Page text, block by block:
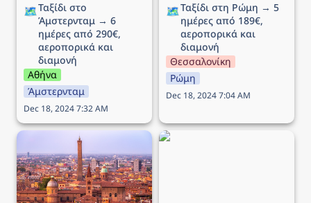
🗺️Ταξίδι στο
Άμστερνταμ → 6
ημέρες από 290€,
αεροπορικά και
διαμονή
Αθήνα
Άμστερνταμ
Dec 18, 2024 7:32 AM
🗺️Ταξίδι στη Ρώμη → 5
ημέρες από 189€,
αεροπορικά και
διαμονή
Θεσσαλονίκη
Ρώμη
Dec 18, 2024 7:04 AM
Ταξίδι στην Μπολόνια →
5 ημέρες από 212€,
αεροπορικά και διαμονή
Ταξίδι στο Λονδίνο → 5